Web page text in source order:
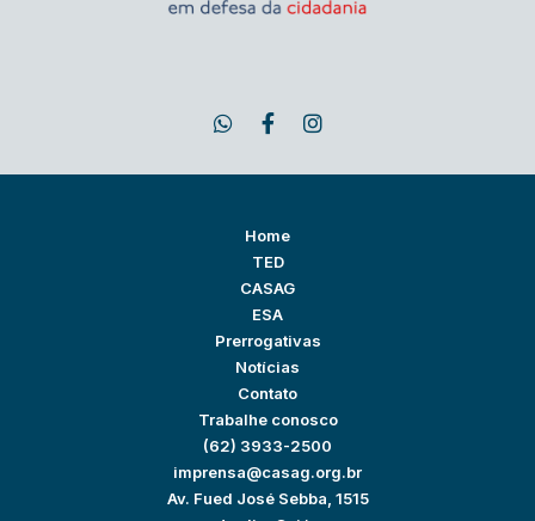
Home
TED
CASAG
ESA
Prerrogativas
Notícias
Contato
Trabalhe conosco
(62) 3933-2500
imprensa@casag.org.br
Av. Fued José Sebba, 1515